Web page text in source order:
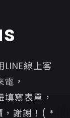
線上客
，
寫表單，
，謝謝！( *